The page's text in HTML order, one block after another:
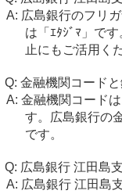
広島銀行のフリ
は「ｴﾀｼﾞﾏ」で
止にもご活用く
金融機関コード
金融機関コード
す。広島銀行の
です。
広島銀行 江田島
広島銀行 江田島